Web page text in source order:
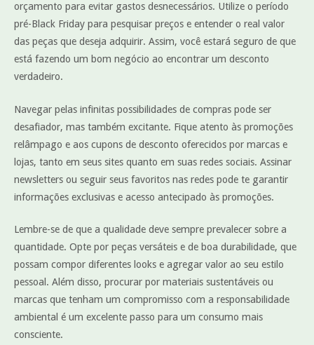
orçamento para evitar gastos desnecessários. Utilize o período
pré-Black Friday para pesquisar preços e entender o real valor
das peças que deseja adquirir. Assim, você estará seguro de que
está fazendo um bom negócio ao encontrar um desconto
verdadeiro.
Navegar pelas infinitas possibilidades de compras pode ser
desafiador, mas também excitante. Fique atento às promoções
relâmpago e aos cupons de desconto oferecidos por marcas e
lojas, tanto em seus sites quanto em suas redes sociais. Assinar
newsletters ou seguir seus favoritos nas redes pode te garantir
informações exclusivas e acesso antecipado às promoções.
Lembre-se de que a qualidade deve sempre prevalecer sobre a
quantidade. Opte por peças versáteis e de boa durabilidade, que
possam compor diferentes looks e agregar valor ao seu estilo
pessoal. Além disso, procurar por materiais sustentáveis ou
marcas que tenham um compromisso com a responsabilidade
ambiental é um excelente passo para um consumo mais
consciente.